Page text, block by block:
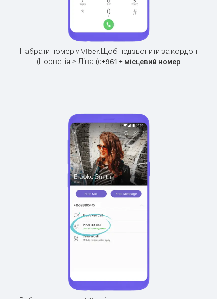
Набрати номер у Viber.Щоб подзвонити за кордон
(Норвегія > Ліван):+961+ місцевий номер